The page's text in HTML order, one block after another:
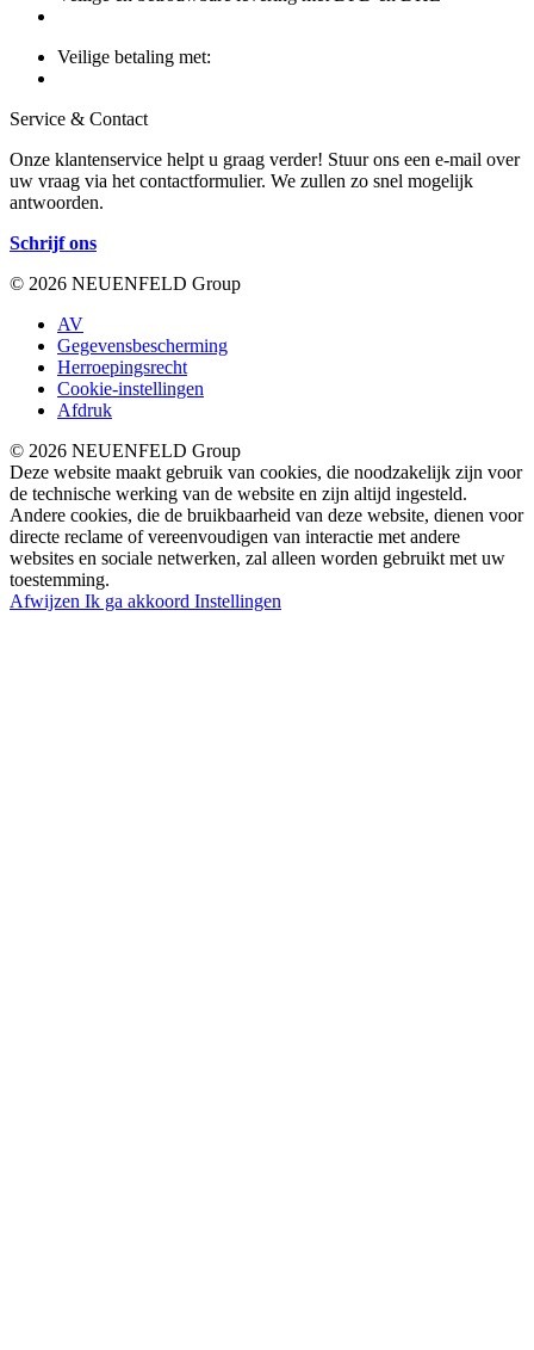
Veilige betaling met:
Service & Contact
Onze klantenservice helpt u graag verder! Stuur ons een e-mail over
uw vraag via het contactformulier. We zullen zo snel mogelijk
antwoorden.
Schrijf ons
© 2026 NEUENFELD Group
AV
Gegevensbescherming
Herroepingsrecht
Cookie-instellingen
Afdruk
© 2026 NEUENFELD Group
Deze website maakt gebruik van cookies, die noodzakelijk zijn voor
de technische werking van de website en zijn altijd ingesteld.
Andere cookies, die de bruikbaarheid van deze website, dienen voor
directe reclame of vereenvoudigen van interactie met andere
websites en sociale netwerken, zal alleen worden gebruikt met uw
toestemming.
Afwijzen Ik ga akkoord Instellingen